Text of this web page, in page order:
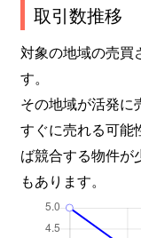
取引数推移
対象の地域の売買
す。
その地域が活発に
すぐに売れる可能
ば競合する物件が
もあります。